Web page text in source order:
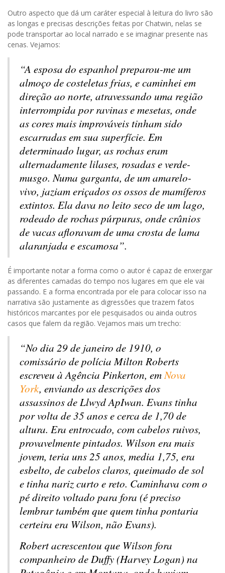
Outro aspecto que dá um caráter especial à leitura do livro são
as longas e precisas descrições feitas por Chatwin, nelas se
pode transportar ao local narrado e se imaginar presente nas
cenas. Vejamos:
“A esposa do espanhol preparou-me um
almoço de costeletas frias, e caminhei em
direção ao norte, atravessando uma região
interrompida por ravinas e mesetas, onde
as cores mais improváveis tinham sido
escarradas em sua superfície. Em
determinado lugar, as rochas eram
alternadamente lilases, rosadas e verde-
musgo. Numa garganta, de um amarelo-
vivo, jaziam eriçados os ossos de mamíferos
extintos. Ela dava no leito seco de um lago,
rodeado de rochas púrpuras, onde crânios
de vacas afloravam de uma crosta de lama
alaranjada e escamosa”.
É importante notar a forma como o autor é capaz de enxergar
as diferentes camadas do tempo nos lugares em que ele vai
passando. E a forma encontrada por ele para colocar isso na
narrativa são justamente as digressões que trazem fatos
históricos marcantes por ele pesquisados ou ainda outros
casos que falem da região. Vejamos mais um trecho:
“No dia 29 de janeiro de 1910, o
comissário de polícia Milton Roberts
escreveu à Agência Pinkerton, em Nova
York, enviando as descrições dos
assassinos de Llwyd ApIwan. Evans tinha
por volta de 35 anos e cerca de 1,70 de
altura. Era entrocado, com cabelos ruivos,
provavelmente pintados. Wilson era mais
jovem, teria uns 25 anos, media 1,75, era
esbelto, de cabelos claros, queimado de sol
e tinha nariz curto e reto. Caminhava com o
pé direito voltado para fora (é preciso
lembrar também que quem tinha pontaria
certeira era Wilson, não Evans).
Robert acrescentou que Wilson fora
companheiro de Duffy (Harvey Logan) na